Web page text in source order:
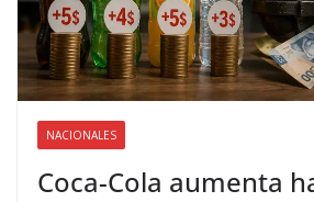
NACIONALES
Coca-Cola aumenta